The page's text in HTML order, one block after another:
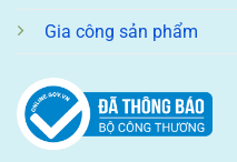
Gia công sản phẩm